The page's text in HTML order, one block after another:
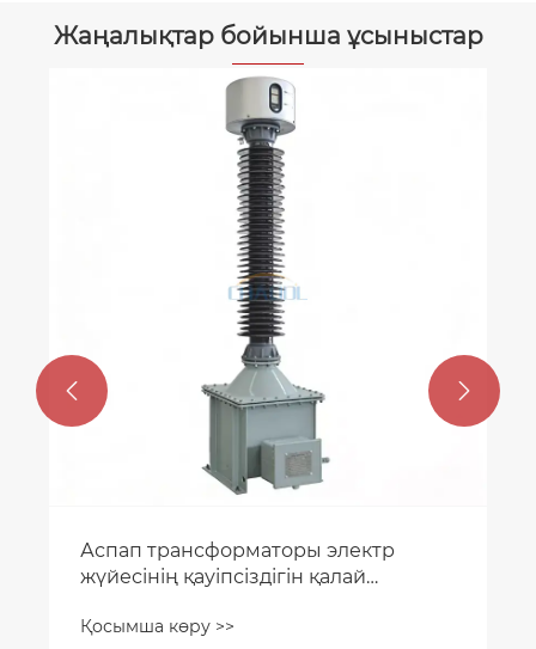
Жаңалықтар бойынша ұсыныстар
Аспап трансформаторы электр
жүйесінің қауіпсіздігін қалай
Қосымша көру >>
 